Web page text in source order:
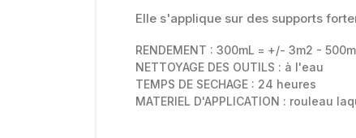
Elle s'applique sur des supports
RENDEMENT : 300mL = +/- 3m2 -
NETTOYAGE DES OUTILS : à l'eau
TEMPS DE SECHAGE : 24 heures
MATERIEL D'APPLICATION : rouleau